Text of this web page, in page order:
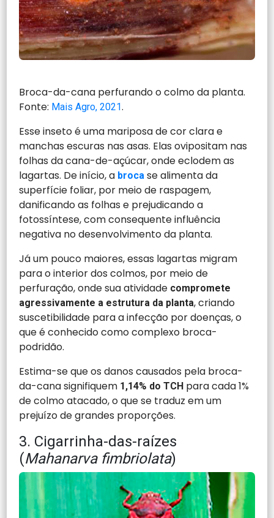
Broca-da-cana perfurando o colmo da planta.
Fonte: Mais Agro, 2021.
Esse inseto é uma mariposa de cor clara e
manchas escuras nas asas. Elas ovipositam nas
folhas da cana-de-açúcar, onde eclodem as
lagartas. De início, a broca se alimenta da
superfície foliar, por meio de raspagem,
danificando as folhas e prejudicando a
fotossíntese, com consequente influência
negativa no desenvolvimento da planta.
Já um pouco maiores, essas lagartas migram
para o interior dos colmos, por meio de
perfuração, onde sua atividade compromete
agressivamente a estrutura da planta, criando
suscetibilidade para a infecção por doenças, o
que é conhecido como complexo broca-
podridão.
Estima-se que os danos causados pela broca-
da-cana signifiquem 1,14% do TCH para cada 1%
de colmo atacado, o que se traduz em um
prejuízo de grandes proporções.
3. Cigarrinha-das-raízes
(Mahanarva fimbriolata)